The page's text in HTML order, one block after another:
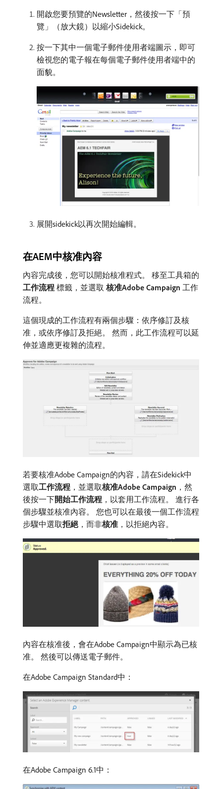
開啟您要預覽的Newsletter，然後按一下「預
覽」（放大鏡）以縮小Sidekick。
按一下其中一個電子郵件使用者端圖示，即可
檢視您的電子報在每個電子郵件使用者端中的
面貌。
展開sidekick以再次開始編輯。
在AEM中核准內容
內容完成後，您可以開始核准程式。 移至工具箱的​
工作流程 ​標籤，並選取​ 核准Adobe Campaign ​工作
流程。
這個現成的工作流程有兩個步驟：依序修訂及核
准，或依序修訂及拒絕。 然而，此工作流程可以延
伸並適應更複雜的流程。
若要核准Adobe Campaign的內容，請在Sidekick中
選取​工作流程 ，並選取​核准Adobe Campaign ，然
後按一下​開始工作流程 ，以套用工作流程。 進行各
個步驟並核准內容。 您也可以在最後一個工作流程
步驟中選取​拒絕 ，而非​核准 ，以拒絕內容。
內容在核准後，會在Adobe Campaign中顯示為已核
准。 然後可以傳送電子郵件。
在Adobe Campaign Standard中：
在Adobe Campaign 6.1中：